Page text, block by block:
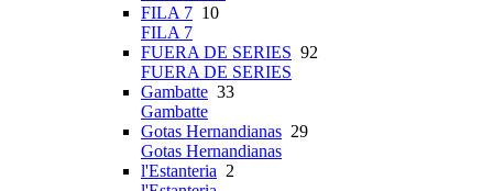
FILA 7 10
FILA 7
FUERA DE SERIES 92
FUERA DE SERIES
Gambatte 33
Gambatte
Gotas Hernandianas 29
Gotas Hernandianas
l'Estanteria 2